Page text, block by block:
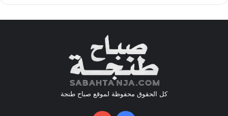
كل الحقوق محفوظة لموقع صباح طنجة